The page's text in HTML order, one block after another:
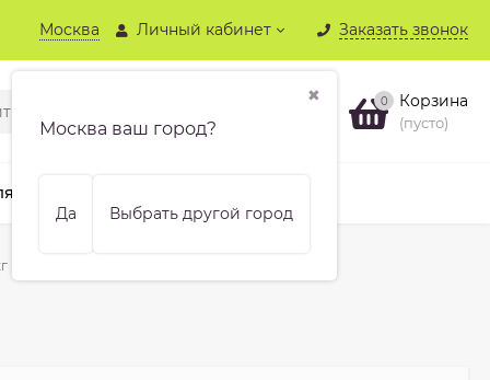
Москва
✖
Москва ваш город?
Да Выбрать другой город
Личный кабинет Заказать звонок
0 Корзина
(пусто)
хвойных